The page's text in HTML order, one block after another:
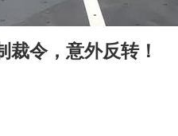
”不实
床晋级决赛
令，意外反转！